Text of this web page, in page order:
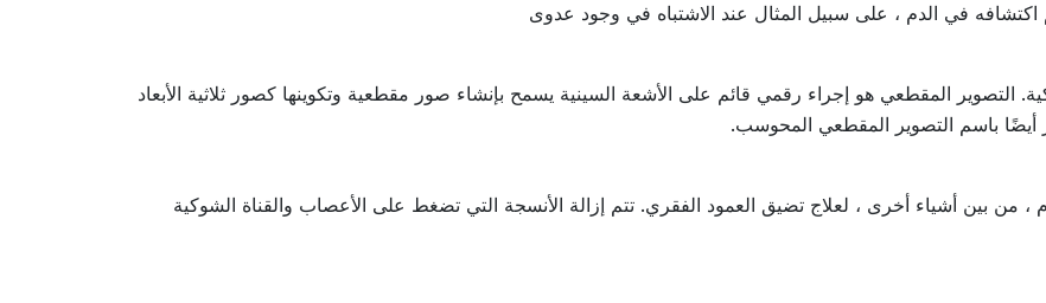
في الدم ، على سبيل المثال عند الاشتباه في وجود عدوى
التصوير المقطعي هو إجراء رقمي قائم على الأشعة السينية يسمح بإنشاء صور مقطعية وتكوينها كصور ثلاثية الأبعاد
أيضًا باسم التصوير المقطعي المحوسب.
بين أشياء أخرى ، لعلاج تضيق العمود الفقري. تتم إزالة الأنسجة التي تضغط على الأعصاب والقناة الشوكية